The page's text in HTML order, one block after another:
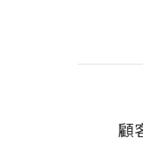
顧